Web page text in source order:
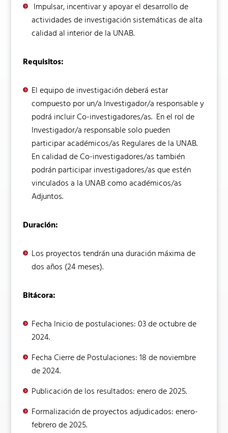
Impulsar, incentivar y apoyar el desarrollo de
actividades de investigación sistemáticas de alta
calidad al interior de la UNAB.
Requisitos:
El equipo de investigación deberá estar
compuesto por un/a Investigador/a responsable y
podrá incluir Co-investigadores/as. En el rol de
Investigador/a responsable solo pueden
participar académicos/as Regulares de la UNAB.
En calidad de Co-investigadores/as también
podrán participar investigadores/as que estén
vinculados a la UNAB como académicos/as
Adjuntos.
Duración:
Los proyectos tendrán una duración máxima de
dos años (24 meses).
Bitácora:
Fecha Inicio de postulaciones: 03 de octubre de
2024.
Fecha Cierre de Postulaciones: 18 de noviembre
de 2024.
Publicación de los resultados: enero de 2025.
Formalización de proyectos adjudicados: enero-
febrero de 2025.